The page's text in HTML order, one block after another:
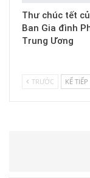
Thư chúc tết
Ban Gia đình
Trung Ương
TRƯỚC KẾ TIẾP